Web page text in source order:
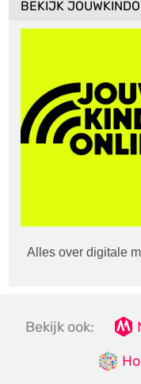
BEKIJK
Alles over digitale
Bekijk ook: